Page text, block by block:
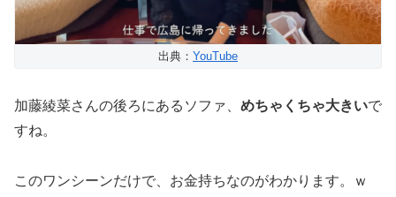
出典： YouTube
加藤綾菜さんの後ろにあるソファ、 めちゃくちゃ大きいで
すね。
このワンシーンだけで、お金持ちなのがわかります。ｗ